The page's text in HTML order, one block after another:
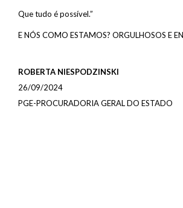
Que tudo é possível.”
E NÓS COMO ESTAMOS? ORGULHOSOS E
ROBERTA NIESPODZINSKI
26/09/2024
PGE-PROCURADORIA GERAL DO ESTADO